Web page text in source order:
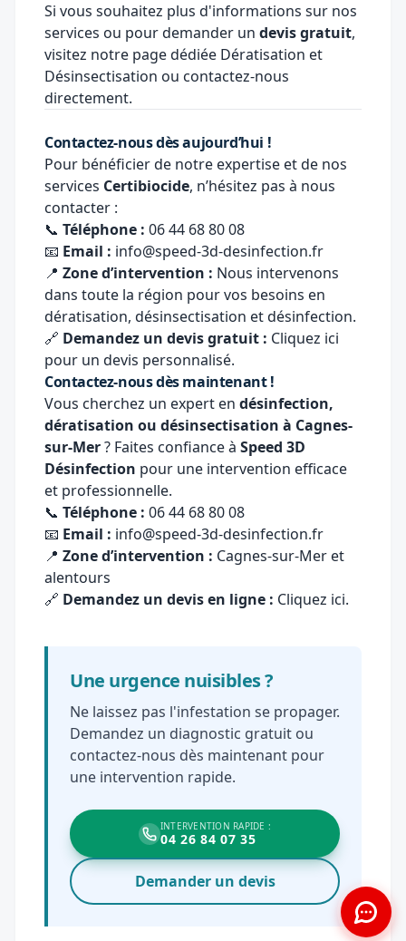
Si vous souhaitez plus d'informations sur nos
services ou pour demander un devis gratuit,
visitez notre page dédiée Dératisation et
Désinsectisation ou contactez-nous
directement.
Contactez-nous dès aujourd’hui !
Pour bénéficier de notre expertise et de nos
services Certibiocide, n’hésitez pas à nous
contacter :
📞 Téléphone : 06 44 68 80 08
📧 Email : info@speed-3d-desinfection.fr
📍 Zone d’intervention : Nous intervenons
dans toute la région pour vos besoins en
dératisation, désinsectisation et désinfection.
🔗 Demandez un devis gratuit : Cliquez ici
pour un devis personnalisé.
Contactez-nous dès maintenant !
Vous cherchez un expert en désinfection,
dératisation ou désinsectisation à Cagnes-
sur-Mer? Faites confiance à Speed 3D
Désinfection pour une intervention efficace
et professionnelle.
📞 Téléphone : 06 44 68 80 08
📧 Email : info@speed-3d-desinfection.fr
📍 Zone d’intervention : Cagnes-sur-Mer et
alentours
🔗 Demandez un devis en ligne : Cliquez ici.
Une urgence nuisibles ?
Ne laissez pas l'infestation se propager.
Demandez un diagnostic gratuit ou
contactez-nous dès maintenant pour
une intervention rapide.
INTERVENTION RAPIDE :
04 26 84 07 35
Demander un devis